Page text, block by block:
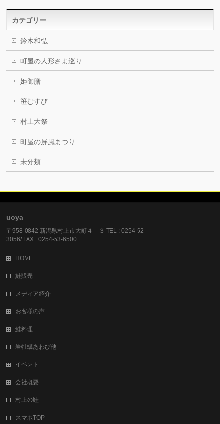
カテゴリー
鈴木和弘
町屋の人形さま巡り
姫御膳
笹むすび
村上大祭
町屋の屏風まつり
未分類
uoya
〒958-0842 新潟県村上市大町４－３ TEL : 0254-52-
3056/ FAX : 0254-53-6500
HOME
鮭販売
メディア紹介
お客様の声
鮭料理
岩牡蠣あわび他
イベント
会社概要
村上の鮭
スマホTOP